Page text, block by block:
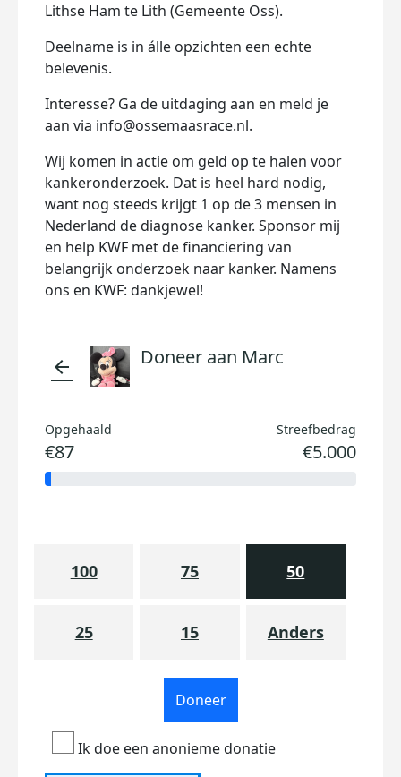
Lithse Ham te Lith (Gemeente Oss).
Deelname is in álle opzichten een echte
belevenis.
Interesse? Ga de uitdaging aan en meld je
aan via info@ossemaasrace.nl.
Wij komen in actie om geld op te halen voor
kankeronderzoek. Dat is heel hard nodig,
want nog steeds krijgt 1 op de 3 mensen in
Nederland de diagnose kanker. Sponsor mij
en help KWF met de financiering van
belangrijk onderzoek naar kanker. Namens
ons en KWF: dankjewel!
arrow_back Doneer aan Marc
Opgehaald
€87
Streefbedrag
€5.000
100 75 50
25 15 Anders
Doneer
Ik doe een anonieme donatie